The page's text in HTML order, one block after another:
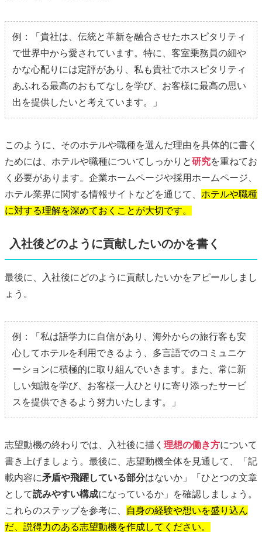
例：「貴社は、伝統と革新を融合させたホスピタリティ
で世界中から愛されています。特に、客室乗務員の細や
かな心配りには定評があり、私も貴社でホスピタリティ
あふれる最高のおもてなしを学び、お客様に最高の思い
出を提供したいと考えています。」
このように、そのホテルや職種を選んだ理由を具体的に書く
ためには、ホテルや職種についてしっかりと研究を重ねてお
く必要があります。企業ホームページや採用ホームページ、
ホテル業界に関する情報サイトなどを通じて、 ホテルや職種
に対する理解を深めておくことが大切です。
入社後どのように貢献したいのかを書く
最後に、入社後にどのように貢献したいかをアピールしまし
ょう。
例：「私は語学力に自信があり、海外からの旅行客も安
心してホテルを利用できるよう、多言語でのコミュニケ
ーションに積極的に取り組んでいきます。また、常に新
しい知識を学び、お客様一人ひとりに寄り添ったサービ
スを提供できるよう努力いたします。」
志望動機の終わりでは、入社後に描く 理想の働き方について
書き上げましょう。最後に、志望動機全体を見通して、「記
載内容に矛盾や飛躍している部分はないか」「ひとつの文章
として読みやすい構成になっているか」を確認しましょう。
これらのステップを参考に、
自身の経験や想いを盛り込ん
だ、説得力のある志望動機を作成してください。